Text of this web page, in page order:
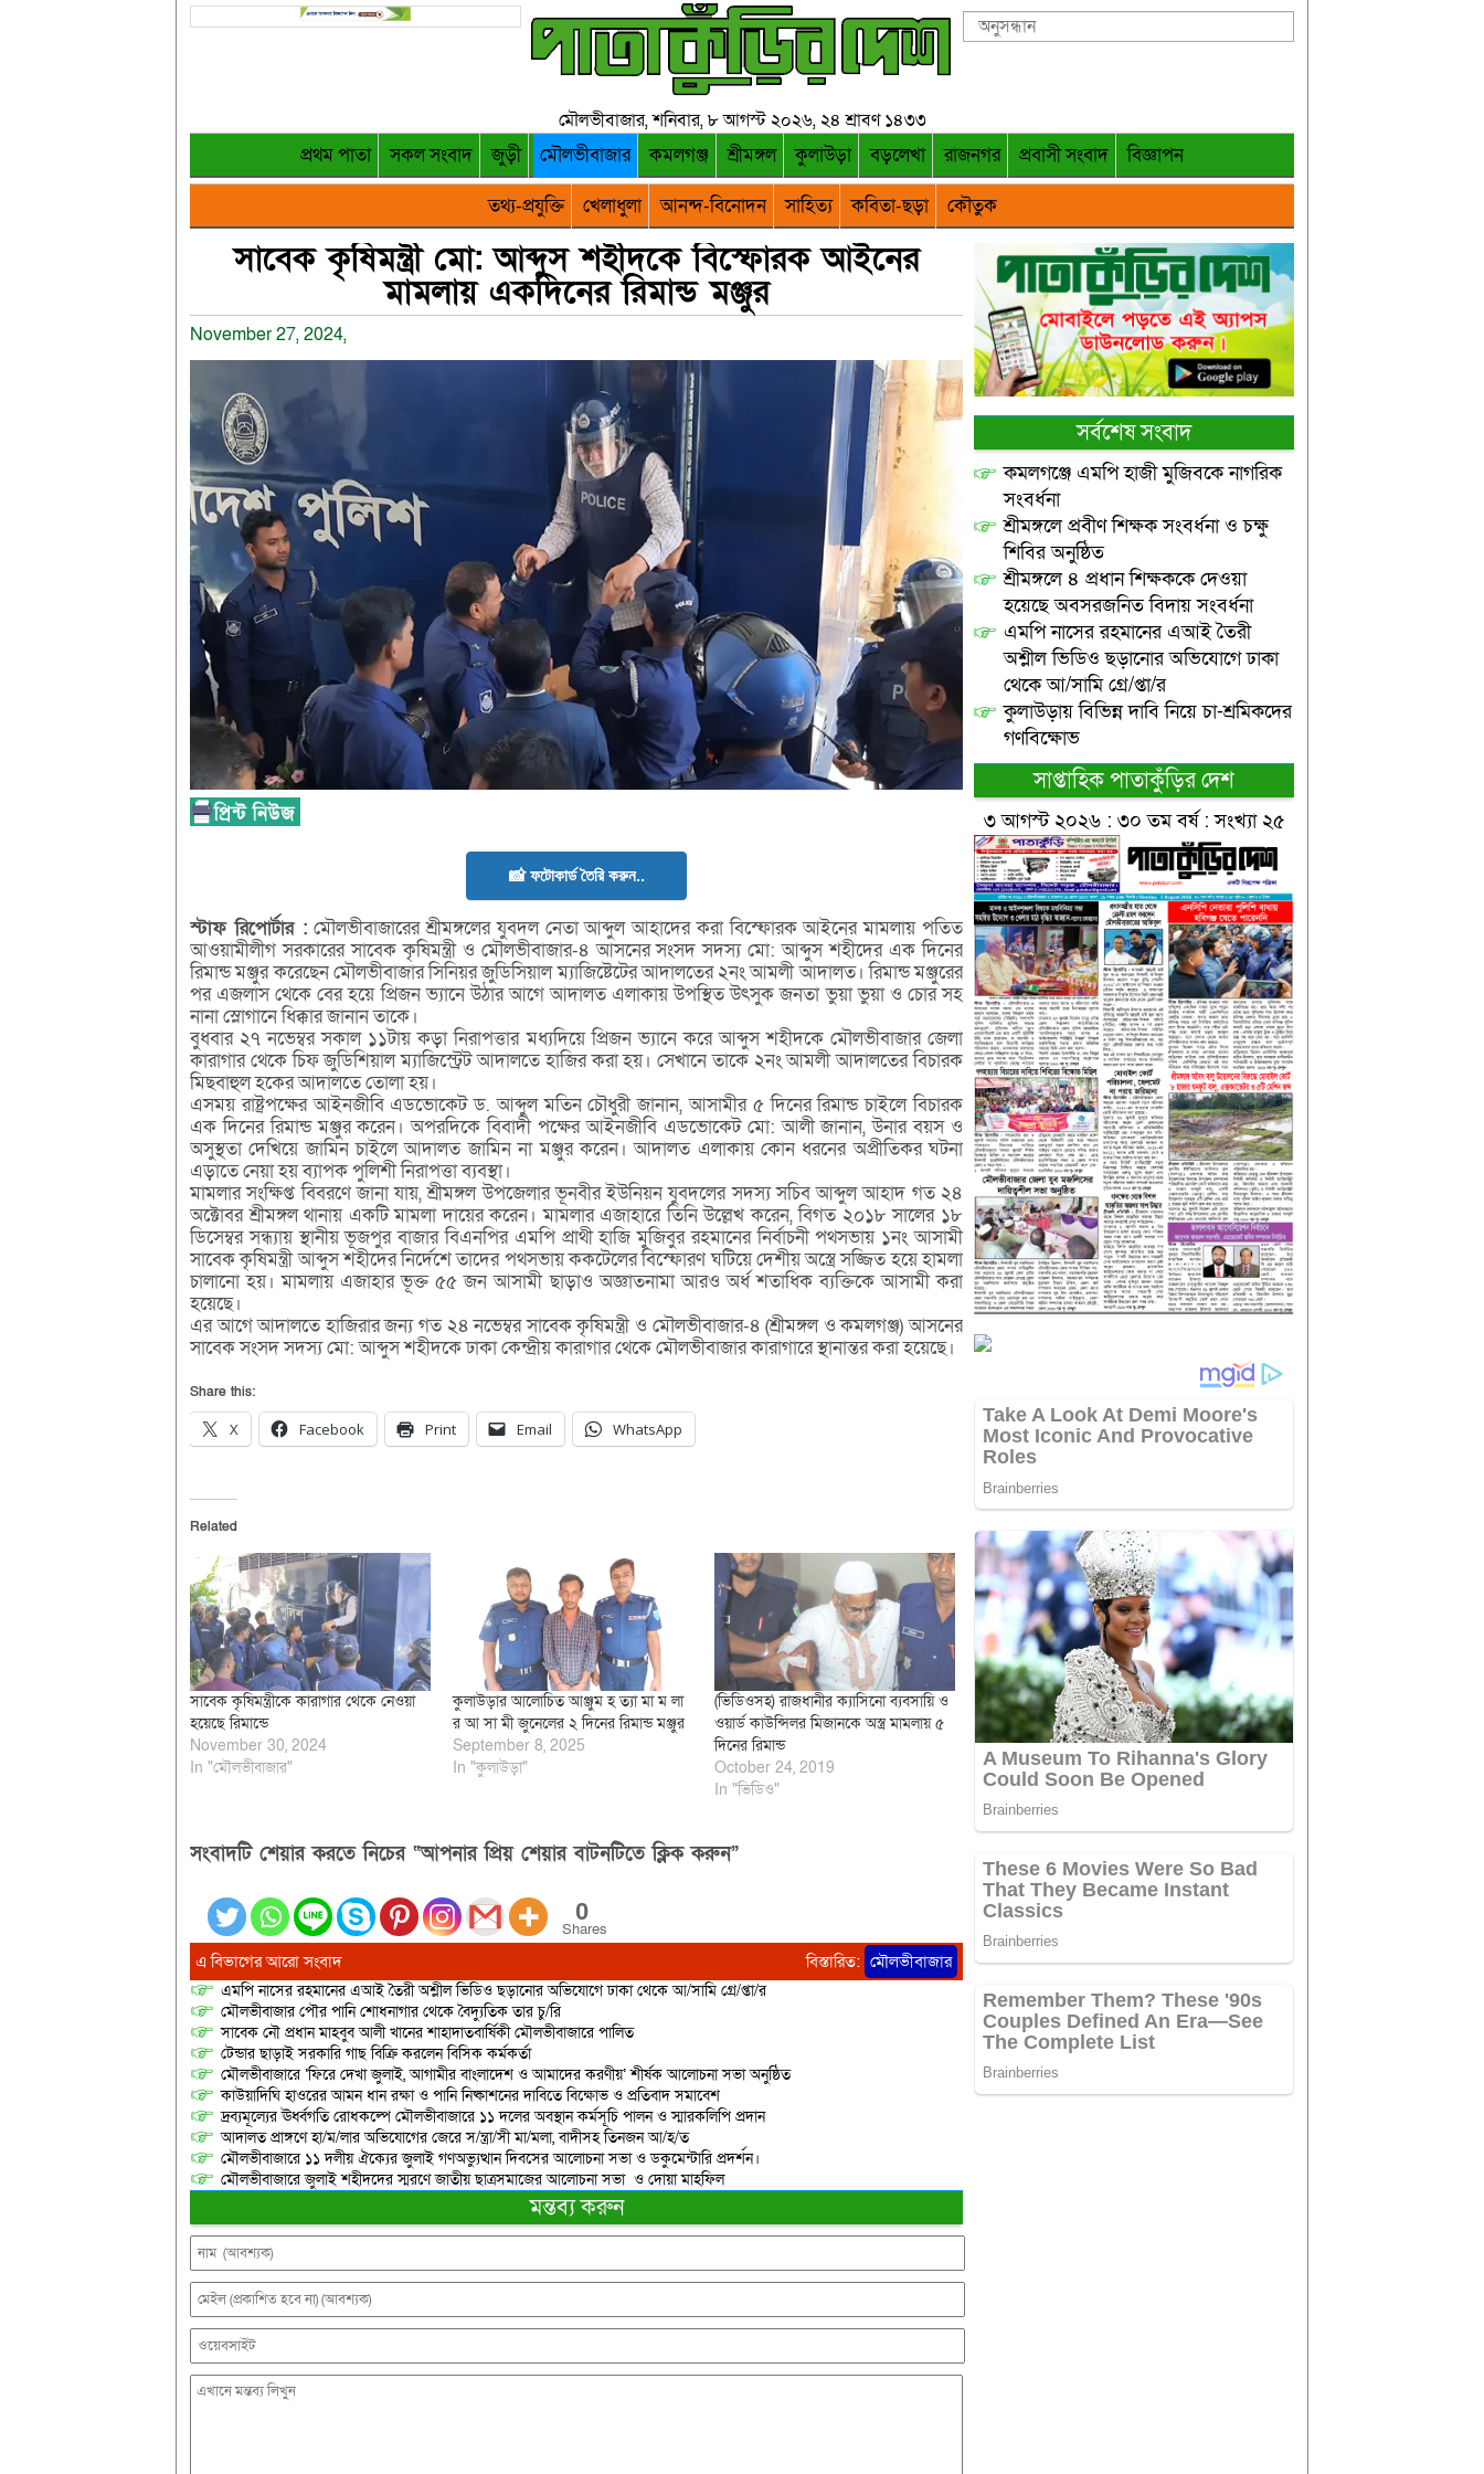
মৌলভীবাজার, শনিবার, ৮ আগস্ট ২০২৬, ২৪ শ্রাবণ ১৪৩৩
প্রথম পাতা সকল সংবাদ জুড়ী মৌলভীবাজার কমলগঞ্জ শ্রীমঙ্গল কুলাউড়া বড়লেখা রাজনগর প্রবাসী সংবাদ
বিজ্ঞাপন
তথ্য-প্রযুক্তি
খেলাধুলা আনন্দ-বিনোদন সাহিত্য কবিতা-ছড়া কৌতুক
সাবেক কৃষিমন্ত্রী মো: আব্দুস শহীদকে বিস্ফোরক আইনের
মামলায় একদিনের রিমান্ড মঞ্জুর
November 27, 2024,
📸 ফটোকার্ড তৈরি করুন..
স্টাফ রিপোর্টার : মৌলভীবাজারের শ্রীমঙ্গলের যুবদল নেতা আব্দুল আহাদের করা বিস্ফোরক আইনের মামলায় পতিত
আওয়ামীলীগ সরকারের সাবেক কৃষিমন্ত্রী ও মৌলভীবাজার-৪ আসনের সংসদ সদস্য মো: আব্দুস শহীদের এক দিনের
রিমান্ড মঞ্জুর করেছেন মৌলভীবাজার সিনিয়র জুডিসিয়াল ম্যাজিষ্টেটের আদালতের ২নং আমলী আদালত। রিমান্ড মঞ্জুরের
পর এজলাস থেকে বের হয়ে প্রিজন ভ্যানে উঠার আগে আদালত এলাকায় উপস্থিত উৎসুক জনতা ভুয়া ভুয়া ও চোর সহ
নানা স্লোগানে ধিক্কার জানান তাকে।
বুধবার ২৭ নভেম্বর সকাল ১১টায় কড়া নিরাপত্তার মধ্যদিয়ে প্রিজন ভ্যানে করে আব্দুস শহীদকে মৌলভীবাজার জেলা
কারাগার থেকে চিফ জুডিশিয়াল ম্যাজিস্ট্রেট আদালতে হাজির করা হয়। সেখানে তাকে ২নং আমলী আদালতের বিচারক
মিছবাহুল হকের আদালতে তোলা হয়।
এসময় রাষ্ট্রপক্ষের আইনজীবি এডভোকেট ড. আব্দুল মতিন চৌধুরী জানান, আসামীর ৫ দিনের রিমান্ড চাইলে বিচারক
এক দিনের রিমান্ড মঞ্জুর করেন। অপরদিকে বিবাদী পক্ষের আইনজীবি এডভোকেট মো: আলী জানান, উনার বয়স ও
অসুস্থতা দেখিয়ে জামিন চাইলে আদালত জামিন না মঞ্জুর করেন। আদালত এলাকায় কোন ধরনের অপ্রীতিকর ঘটনা
এড়াতে নেয়া হয় ব্যাপক পুলিশী নিরাপত্তা ব্যবস্থা।
মামলার সংক্ষিপ্ত বিবরণে জানা যায়, শ্রীমঙ্গল উপজেলার ভূনবীর ইউনিয়ন যুবদলের সদস্য সচিব আব্দুল আহাদ গত ২৪
অক্টোবর শ্রীমঙ্গল থানায় একটি মামলা দায়ের করেন। মামলার এজাহারে তিনি উল্লেখ করেন, বিগত ২০১৮ সালের ১৮
ডিসেম্বর সন্ধ্যায় স্থানীয় ভূজপুর বাজার বিএনপির এমপি প্রাথী হাজি মুজিবুর রহমানের নির্বাচনী পথসভায় ১নং আসামী
সাবেক কৃষিমন্ত্রী আব্দুস শহীদের নির্দেশে তাদের পথসভায় ককটেলের বিস্ফোরণ ঘটিয়ে দেশীয় অস্ত্রে সজ্জিত হয়ে হামলা
চালানো হয়। মামলায় এজাহার ভূক্ত ৫৫ জন আসামী ছাড়াও অজ্ঞাতনামা আরও অর্ধ শতাধিক ব্যক্তিকে আসামী করা
হয়েছে।
এর আগে আদালতে হাজিরার জন্য গত ২৪ নভেম্বর সাবেক কৃষিমন্ত্রী ও মৌলভীবাজার-৪ (শ্রীমঙ্গল ও কমলগঞ্জ) আসনের
সাবেক সংসদ সদস্য মো: আব্দুস শহীদকে ঢাকা কেন্দ্রীয় কারাগার থেকে মৌলভীবাজার কারাগারে স্থানান্তর করা হয়েছে।
Share this:
X Facebook Print Email WhatsApp
Related
সাবেক কৃষিমন্ত্রীকে কারাগার থেকে নেওয়া
হয়েছে রিমান্ডে
November 30, 2024
In "মৌলভীবাজার"
কুলাউড়ার আলোচিত আঞ্জুম হ ত্যা মা ম লা
র আ সা মী জুনেলের ২ দিনের রিমান্ড মঞ্জুর
September 8, 2025
In "কুলাউড়া"
(ভিডিওসহ) রাজধানীর ক্যাসিনো ব্যবসায়ি ও
ওয়ার্ড কাউন্সিলর মিজানকে অস্ত্র মামলায় ৫
দিনের রিমান্ড
October 24, 2019
In "ভিডিও"
সংবাদটি শেয়ার করতে নিচের “আপনার প্রিয় শেয়ার বাটনটিতে ক্লিক করুন”
0
Shares
এ বিভাগের আরো সংবাদ বিস্তারিত: মৌলভীবাজার
এমপি নাসের রহমানের এআই তৈরী অশ্লীল ভিডিও ছড়ানোর অভিযোগে ঢাকা থেকে আ/সামি গ্রে/প্তা/র
মৌলভীবাজার পৌর পানি শোধনাগার থেকে বৈদ্যুতিক তার চু/রি
সাবেক নৌ প্রধান মাহবুব আলী খানের শাহাদাতবার্ষিকী মৌলভীবাজারে পালিত
টেন্ডার ছাড়াই সরকারি গাছ বিক্রি করলেন বিসিক কর্মকর্তা
মৌলভীবাজারে ‘ফিরে দেখা জুলাই, আগামীর বাংলাদেশ ও আমাদের করণীয়’ শীর্ষক আলোচনা সভা অনুষ্ঠিত
কাউয়াদিঘি হাওরের আমন ধান রক্ষা ও পানি নিষ্কাশনের দাবিতে বিক্ষোভ ও প্রতিবাদ সমাবেশ
দ্রব্যমূল্যের ঊর্ধ্বগতি রোধকল্পে মৌলভীবাজারে ১১ দলের অবস্থান কর্মসূচি পালন ও স্মারকলিপি প্রদান
আদালত প্রাঙ্গণে হা/ম/লার অভিযোগের জেরে স/ন্ত্রা/সী মা/মলা, বাদীসহ তিনজন আ/হ/ত
মৌলভীবাজারে ১১ দলীয় ঐক্যের জুলাই গণঅভ্যুত্থান দিবসের আলোচনা সভা ও ডকুমেন্টারি প্রদর্শন।
মৌলভীবাজারে জুলাই শহীদদের স্মরণে জাতীয় ছাত্রসমাজের আলোচনা সভা ও দোয়া মাহফিল
মন্তব্য করুন
সর্বশেষ সংবাদ
কমলগঞ্জে এমপি হাজী মুজিবকে নাগরিক
সংবর্ধনা
শ্রীমঙ্গলে প্রবীণ শিক্ষক সংবর্ধনা ও চক্ষু
শিবির অনুষ্ঠিত
শ্রীমঙ্গলে ৪ প্রধান শিক্ষককে দেওয়া
হয়েছে অবসরজনিত বিদায় সংবর্ধনা
এমপি নাসের রহমানের এআই তৈরী
অশ্লীল ভিডিও ছড়ানোর অভিযোগে ঢাকা
থেকে আ/সামি গ্রে/প্তা/র
কুলাউড়ায় বিভিন্ন দাবি নিয়ে চা-শ্রমিকদের
গণবিক্ষোভ
সাপ্তাহিক পাতাকুঁড়ির দেশ
৩ আগস্ট ২০২৬ : ৩০ তম বর্ষ : সংখ্যা ২৫